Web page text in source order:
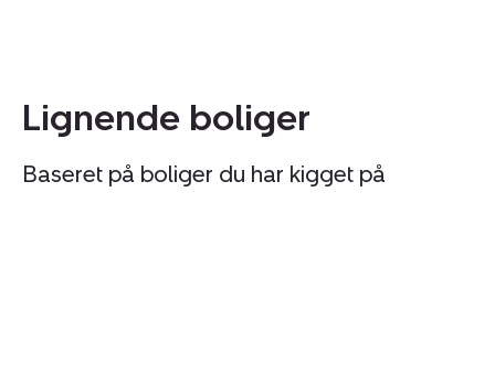
Lignende boliger
Baseret på boliger du har kigget på